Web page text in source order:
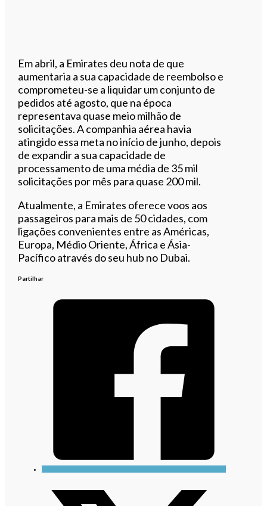
Em abril, a Emirates deu nota de que
aumentaria a sua capacidade de reembolso e
comprometeu-se a liquidar um conjunto de
pedidos até agosto, que na época
representava quase meio milhão de
solicitações. A companhia aérea havia
atingido essa meta no início de junho, depois
de expandir a sua capacidade de
processamento de uma média de 35 mil
solicitações por mês para quase 200 mil.
Atualmente, a Emirates oferece voos aos
passageiros para mais de 50 cidades, com
ligações convenientes entre as Américas,
Europa, Médio Oriente, África e Ásia-
Pacífico através do seu hub no Dubai.
Partilhar